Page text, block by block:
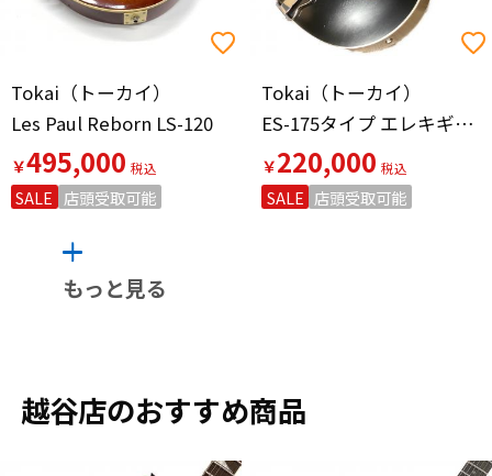
Tokai（トーカイ）
Les Paul Reborn LS-120
￥495,000
SALE 店頭受取可能
Tokai（トーカイ）
ES-175タイプ エレキギター FA-GP
￥220,000
SALE 店頭受取可能
もっと見る
越谷店のおすすめ商品